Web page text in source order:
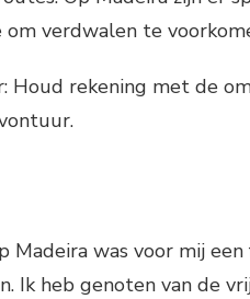
om verdwalen te
Houd rekening met de
Madeira was voor mij
Ik heb genoten van de